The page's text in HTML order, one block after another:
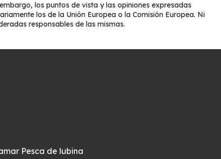
los puntos de vista y las opiniones expresadas
los de la Unión Europea o la Comisión Europea. Ni
responsables de las mismas.
Pesca de lubina